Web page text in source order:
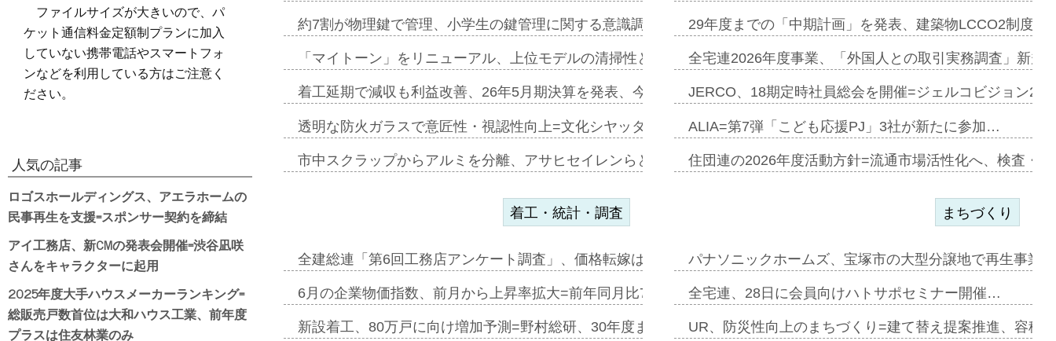
約7割が物理鍵で管理、小学生の鍵管理に関する意識調査=Nature…
「マイトーン」をリニューアル、上位モデルの清掃性と安全性追加=リンナ…
着工延期で減収も利益改善、26年5月期決算を発表、今期は増収見込む=…
透明な防火ガラスで意匠性・視認性向上=文化シヤッター…
市中スクラップからアルミを分離、アサヒセイレンらと協働開発開始=三協…
29年度までの「中期計画」を発表、建築物LCCO2制度
全宅連2026年度事業、「外国人との取引実務調査」新規
JERCO、18期定時社員総会を開催=ジェルコビジョン
ALIA=第7弾「こども応援PJ」3社が新たに参加…
住団連の2026年度活動方針=流通市場活性化へ、検査・
着工・統計・調査
全建総連「第6回工務店アンケート調査」、価格転嫁は十分に進まず=「物…
6月の企業物価指数、前月から上昇率拡大=前年同月比7・1%上昇…
新設着工、80万戸に向け増加予測=野村総研、30年度まで〝揺り戻し〟…
まちづくり
パナソニックホームズ、宝塚市の大型分譲地で再生事業
全宅連、28日に会員向けハトサポセミナー開催…
UR、防災性向上のまちづくり=建て替え提案推進、容積
ファイルサイズが大きいので、パ
ケット通信料金定額制プランに加入
していない携帯電話やスマートフォ
ンなどを利用している方はご注意く
ださい。
人気の記事
ロゴスホールディングス、アエラホームの
民事再生を支援=スポンサー契約を締結
アイ工務店、新CMの発表会開催=渋谷凪咲
さんをキャラクターに起用
2025年度大手ハウスメーカーランキング=
総販売戸数首位は大和ハウス工業、前年度
プラスは住友林業のみ